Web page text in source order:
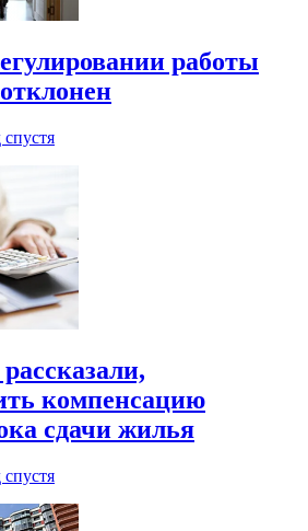
работы
спустя
компенсацию
сдачи жилья
спустя